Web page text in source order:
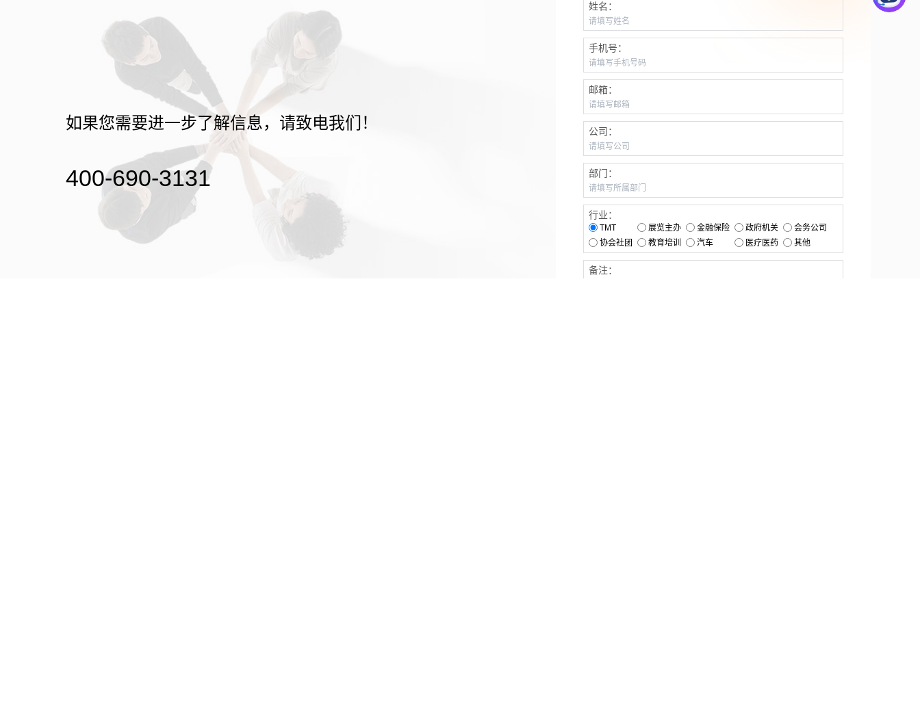
如果您需要进一步了解信息，请致电我们！
400-690-3131
姓名：
手机号：
邮箱：
公司：
部门：
行业：
TMT 展览主办 金融保险 政府机关
会务公司
协会社团
教育培训 汽车 医疗医药 其他
备注：